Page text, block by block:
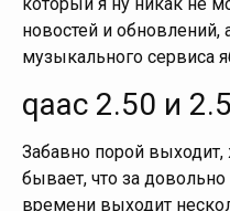
новостей и
музыкального сервиса
qaac 2.50 и
Забавно порой
бывает, что за
времени выходит